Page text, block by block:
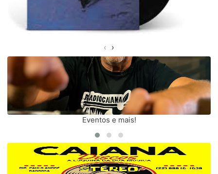
‹ ›
Eventos e mais!